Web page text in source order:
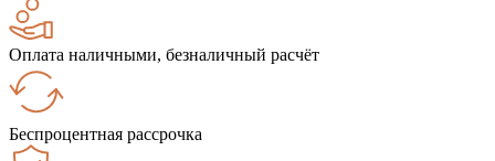
Оплата наличными, безналичный расчёт
Беспроцентная рассрочка